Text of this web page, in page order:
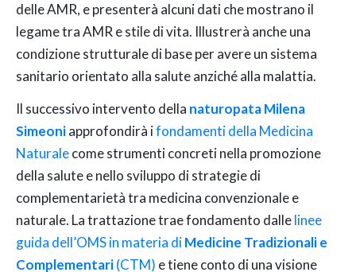
delle AMR, e presenterà alcuni dati che mostrano il
legame tra AMR e stile di vita. Illustrerà anche una
condizione strutturale di base per avere un sistema
sanitario orientato alla salute anziché alla malattia.
Il successivo intervento della naturopata Milena
Simeoniapprofondirà ifondamenti della Medicina
Naturalecome strumenti concreti nella promozione
della salute e nello sviluppo di strategie di
complementarietà tra medicina convenzionale e
naturale. La trattazione trae fondamento dallelinee
guida dell’OMS in materia diMedicine Tradizionali e
Complementari(CTM) e tiene conto di una visione